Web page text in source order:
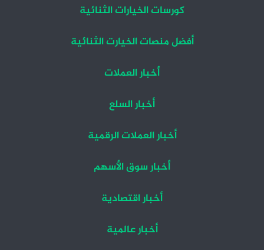
كورسات الخيارات الثنائية
أفضل منصات الخيارت الثنائية
أخبار العملات
أخبار السلع
أخبار العملات الرقمية
أخبار سوق الأسهم
أخبار اقتصادية
أخبار عالمية